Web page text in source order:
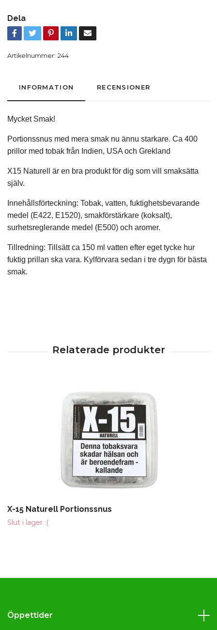
Dela
Artikelnummer: 244
INFORMATION RECENSIONER
Mycket Smak!
Portionssnus med mera smak nu ännu starkare. Ca 400
prillor med tobak från Indien, USA och Grekland
X15 Naturell är en bra produkt för dig som vill smaksätta
själv.
Innehållsförteckning: Tobak, vatten, fuktighetsbevarande
medel (E422, E1520), smakförstärkare (koksalt),
surhetsreglerande medel (E500) och aromer.
Tillredning: Tillsätt ca 150 ml vatten efter eget tycke hur
fuktig prillan ska vara. Kylförvara sedan i tre dygn för bästa
smak.
X-15 Naturell Portionssnus
Slut i lager :(
Öppettider